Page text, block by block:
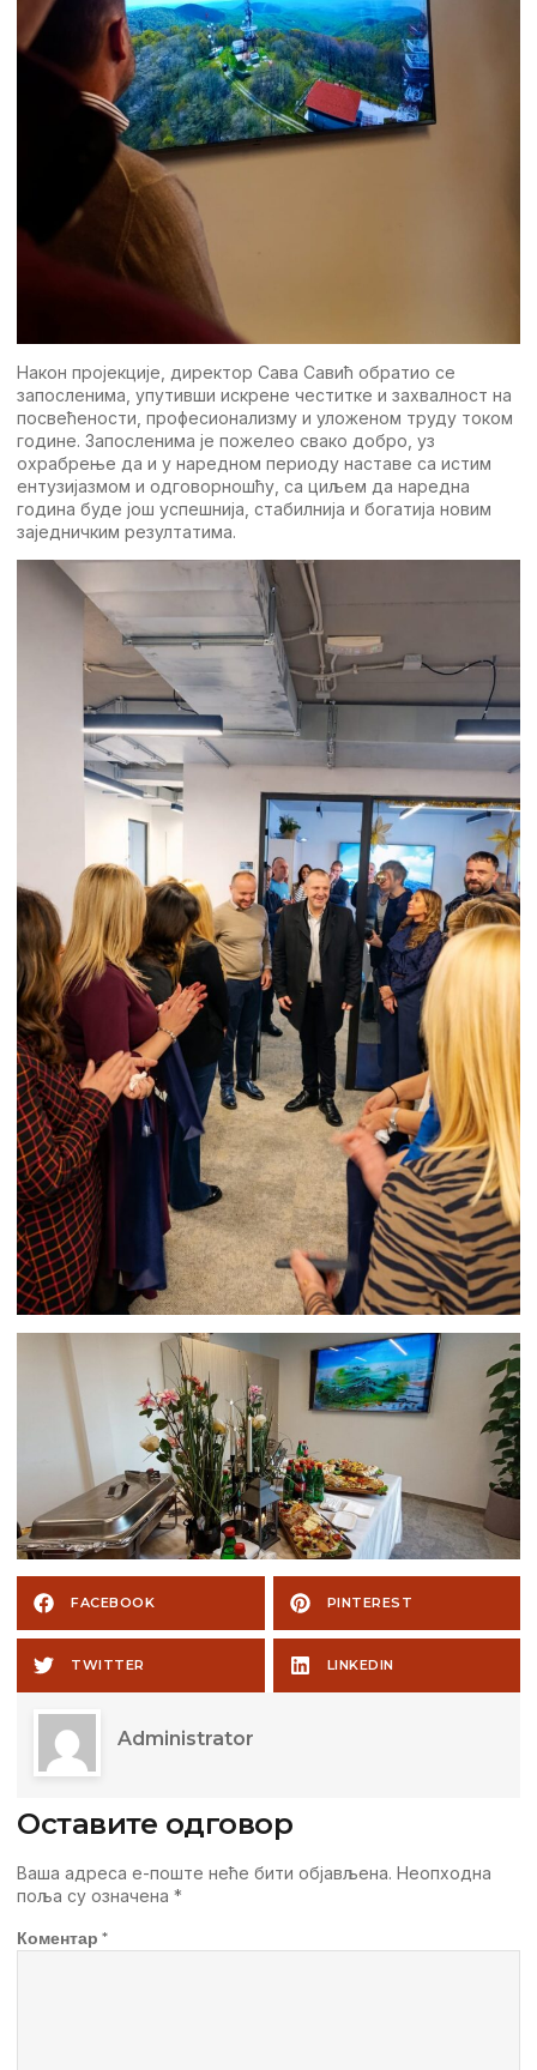
Након пројекције, директор Сава Савић обратио се
запосленима, упутивши искрене честитке и захвалност на
посвећености, професионализму и уложеном труду током
године. Запосленима је пожелео свако добро, уз
охрабрење да и у наредном периоду наставе са истим
ентузијазмом и одговорношћу, са циљем да наредна
година буде још успешнија, стабилнија и богатија новим
заједничким резултатима.
FACEBOOK PINTEREST
TWITTER LINKEDIN
Administrator
Оставите одговор
Ваша адреса е-поште неће бити објављена. Неопходна
поља су означена *
Коментар *